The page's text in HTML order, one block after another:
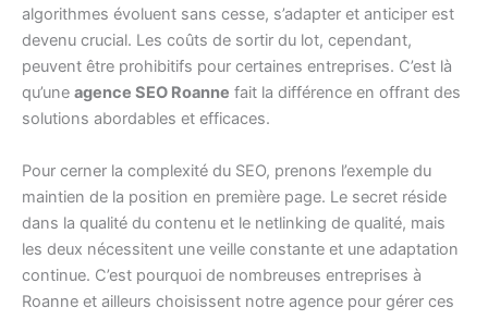
algorithmes évoluent sans cesse, s’adapter et anticiper est
devenu crucial. Les coûts de sortir du lot, cependant,
peuvent être prohibitifs pour certaines entreprises. C’est là
qu’une agence SEO Roanne fait la différence en offrant des
solutions abordables et efficaces.
Pour cerner la complexité du SEO, prenons l’exemple du
maintien de la position en première page. Le secret réside
dans la qualité du contenu et le netlinking de qualité, mais
les deux nécessitent une veille constante et une adaptation
continue. C’est pourquoi de nombreuses entreprises à
Roanne et ailleurs choisissent notre agence pour gérer ces